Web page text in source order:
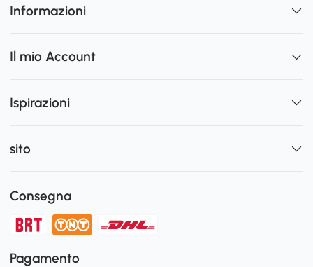
Informazioni
Il mio Account
Ispirazioni
sito
Consegna
Pagamento